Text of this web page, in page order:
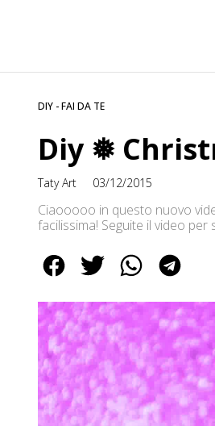
DIY - FAI DA TE
Diy ❅
Taty Art 03/12/2015
Ciaooooo in questo nuovo
facilissima! Seguite il video
http://instagram.com/
https://twitter.com/